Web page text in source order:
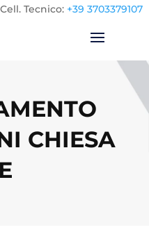
Cell. Tecnico: +39 3703379107
CHIESA